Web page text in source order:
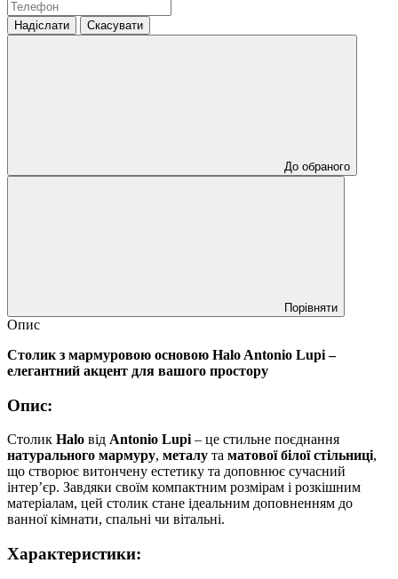
Надіслати Скасувати
До обраного
Порівняти
Опис
Столик з мармуровою основою Halo Antonio Lupi –
елегантний акцент для вашого простору
Опис:
Столик Halo від Antonio Lupi – це стильне поєднання
натурального мармуру, металу та матової білої стільниці,
що створює витончену естетику та доповнює сучасний
інтер’єр. Завдяки своїм компактним розмірам і розкішним
матеріалам, цей столик стане ідеальним доповненням до
ванної кімнати, спальні чи вітальні.
Характеристики: